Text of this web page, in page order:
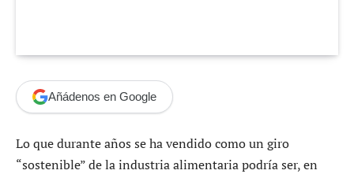
Añádenos en Google
Lo que durante años se ha vendido como un giro
“sostenible” de la industria alimentaria podría ser, en